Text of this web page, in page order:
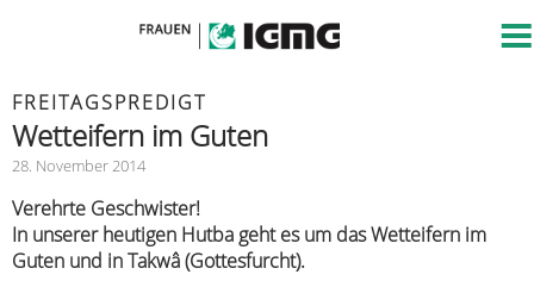
FREITAGSPREDIGT
Wetteifern im Guten
28. November 2014
Verehrte Geschwister!
In unserer heutigen Hutba geht es um das Wetteifern im
Guten und in Takwâ (Gottesfurcht).